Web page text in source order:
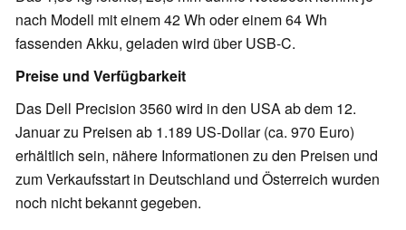
nach Modell mit einem 42 Wh oder einem 64 Wh
fassenden Akku, geladen wird über USB-C.
Preise und Verfügbarkeit
Das Dell Precision 3560 wird in den USA ab dem 12.
Januar zu Preisen ab 1.189 US-Dollar (ca. 970 Euro)
erhältlich sein, nähere Informationen zu den Preisen und
zum Verkaufsstart in Deutschland und Österreich wurden
noch nicht bekannt gegeben.